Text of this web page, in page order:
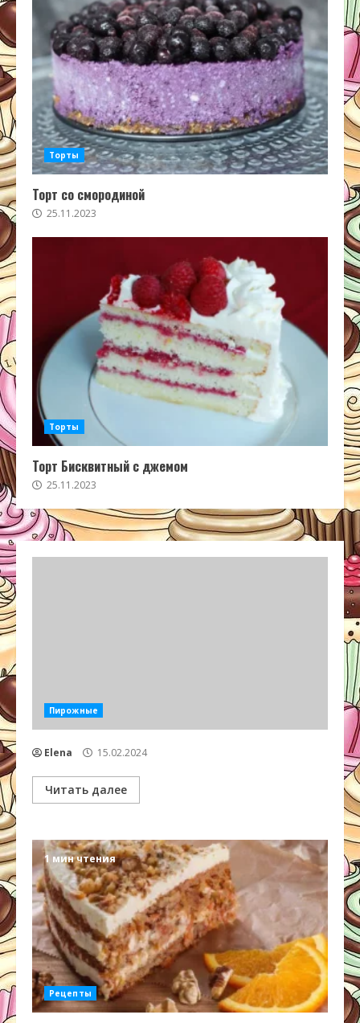
Торты
Торт со смородиной
25.11.2023
Торты
Торт Бисквитный с джемом
25.11.2023
Пирожные
Elena 15.02.2024
Читать далее
1 мин чтения
Рецепты